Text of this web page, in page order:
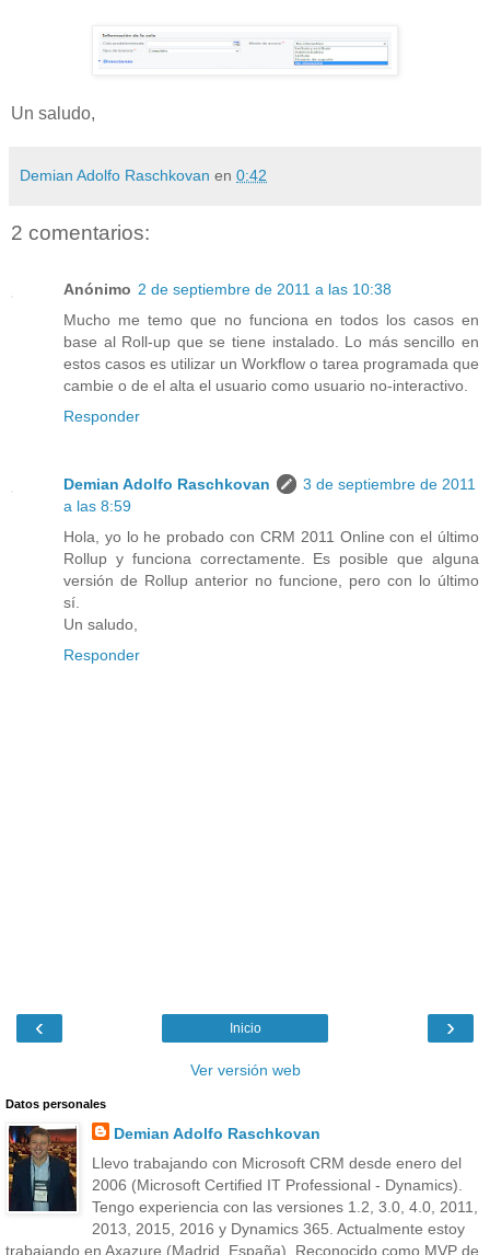
Un saludo,
Demian Adolfo Raschkovan en 0:42
2 comentarios:
Anónimo 2 de septiembre de 2011 a las 10:38
Mucho me temo que no funciona en todos los casos en
base al Roll-up que se tiene instalado. Lo más sencillo en
estos casos es utilizar un Workflow o tarea programada que
cambie o de el alta el usuario como usuario no-interactivo.
Responder
Demian Adolfo Raschkovan
3 de septiembre de 2011
a las 8:59
Hola, yo lo he probado con CRM 2011 Online con el último
Rollup y funciona correctamente. Es posible que alguna
versión de Rollup anterior no funcione, pero con lo último
sí.
Un saludo,
Responder
‹ ›
Inicio
Ver versión web
Datos personales
Demian Adolfo Raschkovan
Llevo trabajando con Microsoft CRM desde enero del
2006 (Microsoft Certified IT Professional - Dynamics).
Tengo experiencia con las versiones 1.2, 3.0, 4.0, 2011,
2013, 2015, 2016 y Dynamics 365. Actualmente estoy
trabajando en Axazure (Madrid, España). Reconocido como MVP de